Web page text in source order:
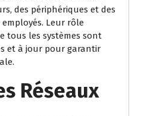
des périphériques et des
Leur rôle
tous les systèmes sont
et à jour pour garantir
Réseaux